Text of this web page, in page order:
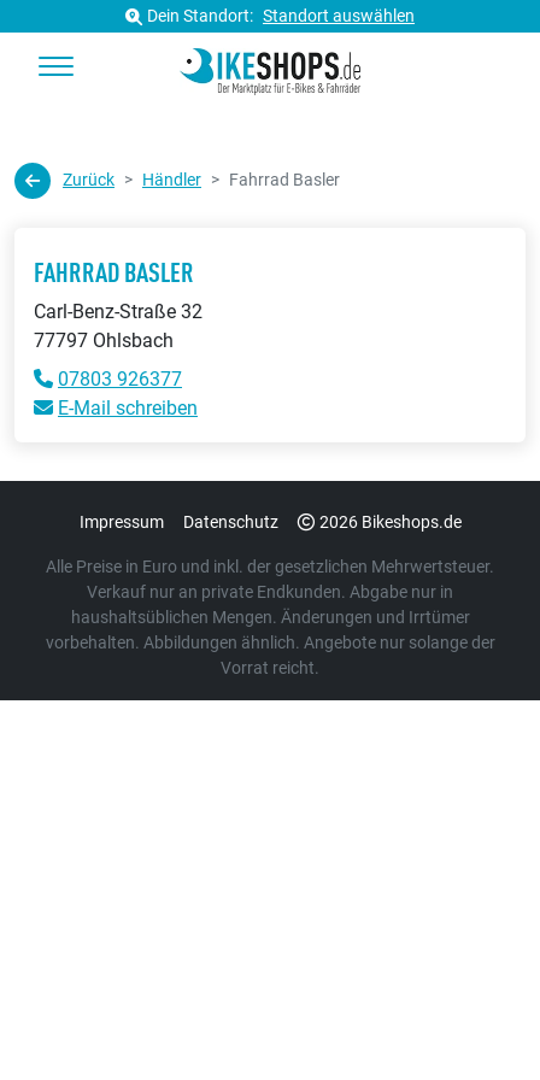
Dein Standort: Standort auswählen
Zurück Händler Fahrrad Basler
FAHRRAD BASLER
Carl-Benz-Straße 32
77797 Ohlsbach
07803 926377
E-Mail schreiben
Impressum Datenschutz 2026 Bikeshops.de
Alle Preise in Euro und inkl. der gesetzlichen Mehrwertsteuer.
Verkauf nur an private Endkunden. Abgabe nur in
haushaltsüblichen Mengen. Änderungen und Irrtümer
vorbehalten. Abbildungen ähnlich. Angebote nur solange der
Vorrat reicht.